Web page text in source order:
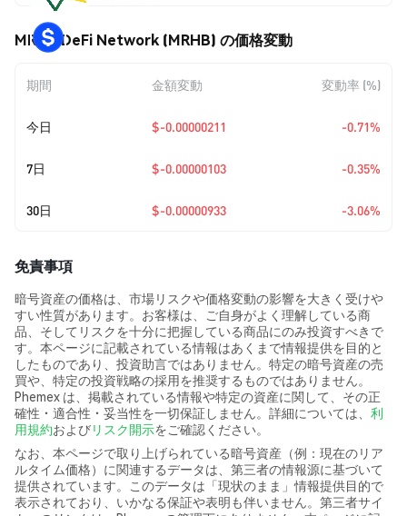
MRHB DeFi Network (MRHB) の価格変動
期間 金額変動 変動率 (%)
今日 $-0.00000211 -0.71%
7日 $-0.00000103 -0.35%
30日 $-0.00000933 -3.06%
免責事項
暗号資産の価格は、市場リスクや価格変動の影響を大きく受けや
すい性質があります。お客様は、ご自身がよく理解している商
品、そしてリスクを十分に把握している商品にのみ投資すべきで
す。本ページに記載されている情報はあくまで情報提供を目的と
したものであり、投資助言ではありません。特定の暗号資産の売
買や、特定の投資戦略の採用を推奨するものではありません。
Phemex は、掲載されている情報や特定の資産に関して、その正
確性・適合性・妥当性を一切保証しません。詳細については、 利
用規約およびリスク開示をご確認ください。
なお、本ページで取り上げられている暗号資産（例：現在のリア
ルタイム価格）に関連するデータは、第三者の情報源に基づいて
提供されています。このデータは「現状のまま」情報提供目的で
表示されており、いかなる保証や表明も伴いません。第三者サイ